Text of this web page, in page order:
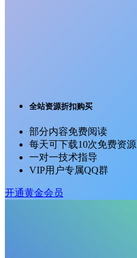
全站资源折扣购买
部分内容免费阅读
每天可下载10次免费资源
一对一技术指导
VIP用户专属QQ群
开通黄金会员